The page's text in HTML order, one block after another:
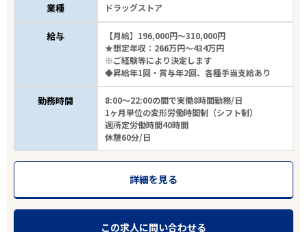
業種 ドラッグストア
給与
【月給】196,000円～310,000円
★想定年収：266万円～434万円
※ご経験等により決定します
◆昇給年1回・賞与年2回、各種手当支給あり
勤務時間
8:00～22:00の間で実働8時間勤務/日
1ヶ月単位の変形労働時間制（シフト制）
週所定労働時間40時間
休憩60分/日
詳細を見る
この求人に問い合わせる